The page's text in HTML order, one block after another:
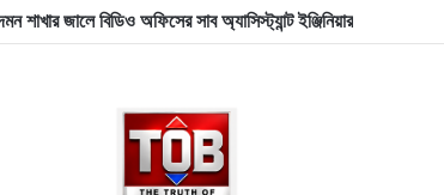
শাখার জালে বিডিও অফিসের সাব অ্যাসিস্ট্যান্ট ইঞ্জিনিয়ার